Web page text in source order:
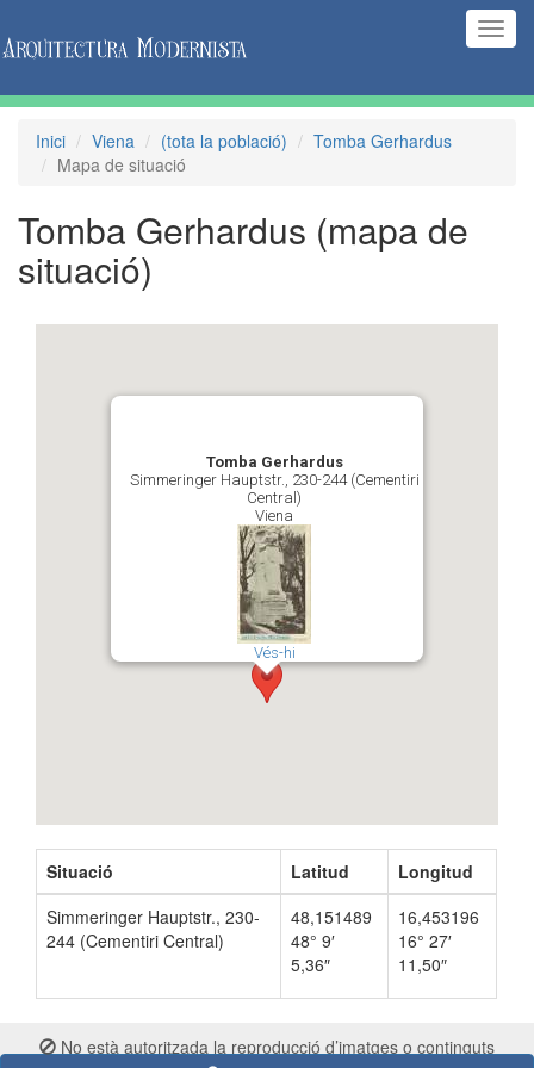
Inici Viena (tota la població)
Tomba Gerhardus
Mapa de situació
Tomba Gerhardus (mapa de
situació)
Tomba Gerhardus
Simmeringer Hauptstr., 230-244 (Cementiri
Central)
Viena
Vés-hi
Situació Latitud
Longitud
Simmeringer Hauptstr., 230-
244 (Cementiri Central)
48,151489
48° 9′
5,36″
16,453196
16° 27′
11,50″
No està autoritzada la reproducció d’imatges o continguts